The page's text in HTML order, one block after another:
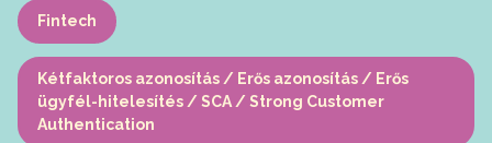
Fintech
Kétfaktoros azonosítás / Erős azonosítás / Erős
ügyfél-hitelesítés / SCA / Strong Customer
Authentication